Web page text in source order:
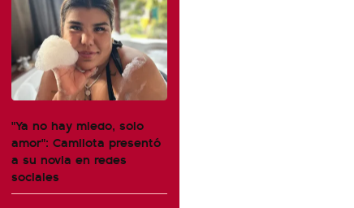
"Ya no hay miedo, solo
amor": Camilota presentó
a su novia en redes
sociales